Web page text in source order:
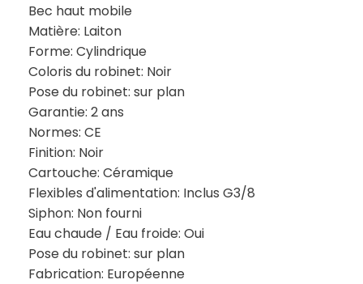
Bec haut mobile
Matière: Laiton
Forme: Cylindrique
Coloris du robinet: Noir
Pose du robinet: sur plan
Garantie: 2 ans
Normes: CE
Finition: Noir
Cartouche: Céramique
Flexibles d'alimentation: Inclus G3/8
Siphon: Non fourni
Eau chaude / Eau froide: Oui
Pose du robinet: sur plan
Fabrication: Européenne